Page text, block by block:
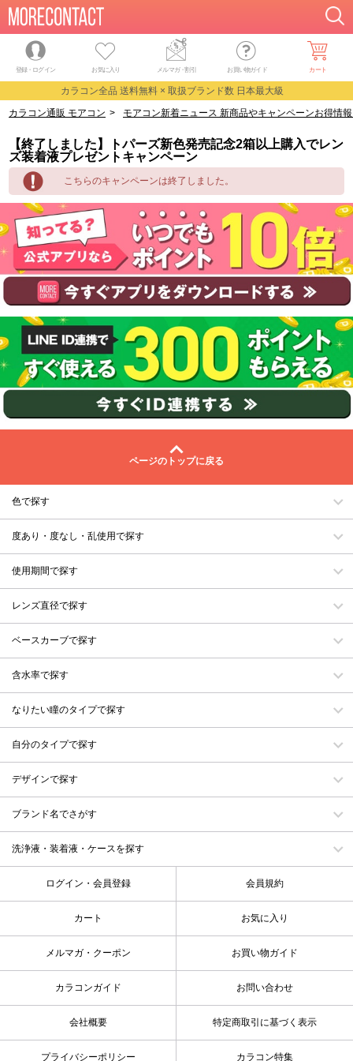
登録・ログイン お気に入り メルマガ・割引 お買い物ガイド カート
カラコン全品 送料無料 × 取扱ブランド数 日本最大級
カラコン通販 モアコン > モアコン新着ニュース 新商品やキャンペーンお得情
【終了しました】トパーズ新色発売記念2箱以上購入でレン
ズ装着液プレゼントキャンペーン
こちらのキャンペーンは終了しました。
ページのトップに戻る
色で探す
度あり・度なし・乱使用で探す
使用期間で探す
レンズ直径で探す
ベースカーブで探す
含水率で探す
なりたい瞳のタイプで探す
自分のタイプで探す
デザインで探す
ブランド名でさがす
洗浄液・装着液・ケースを探す
ログイン・会員登録 会員規約
カート お気に入り
メルマガ・クーポン お買い物ガイド
カラコンガイド お問い合わせ
会社概要 特定商取引に基づく表示
プライバシーポリシー カラコン特集